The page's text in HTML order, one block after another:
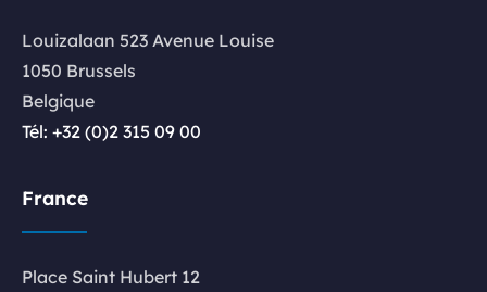
Louizalaan 523 Avenue Louise
1050 Brussels
Belgique
Tél: +32 (0)2 315 09 00
France
Place Saint Hubert 12